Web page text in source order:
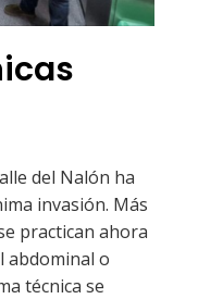
del Nalón ha
invasión. Más
practican ahora
abdominal o
técnica se